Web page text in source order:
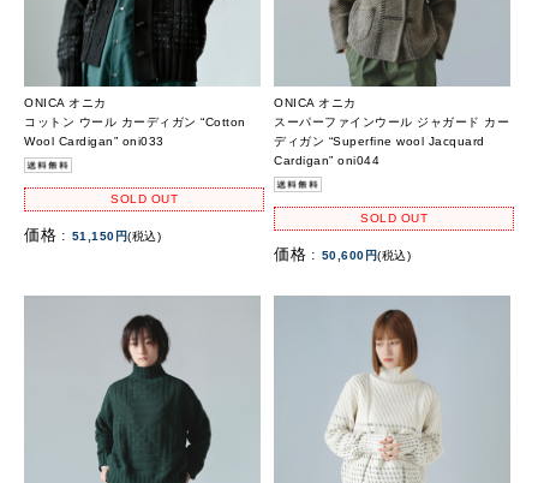
ONICA オニカ
コットン ウール カーディガン “Cotton
Wool Cardigan” oni033
SOLD OUT
価格 : 51,150円(税込)
ONICA オニカ
スーパーファインウール ジャガード カー
ディガン “Superfine wool Jacquard
Cardigan” oni044
SOLD OUT
価格 : 50,600円(税込)